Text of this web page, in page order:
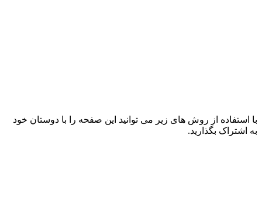
با استفاده از روش های زیر می توانید این صفحه را با دوستان خود
به اشتراک بگذارید.